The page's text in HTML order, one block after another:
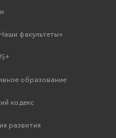
факультеты»
образование
кодекс
развития